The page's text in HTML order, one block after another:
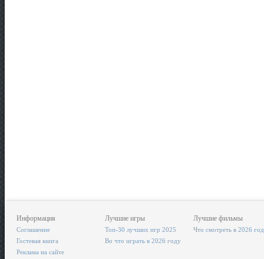
Информация
Соглашение
Гостевая книга
Реклама на сайте
Лучшие игры
Топ-30 лучших игр 2025
Во что играть в 2026 году
Лучшие фильмы
Что смотреть в 2026